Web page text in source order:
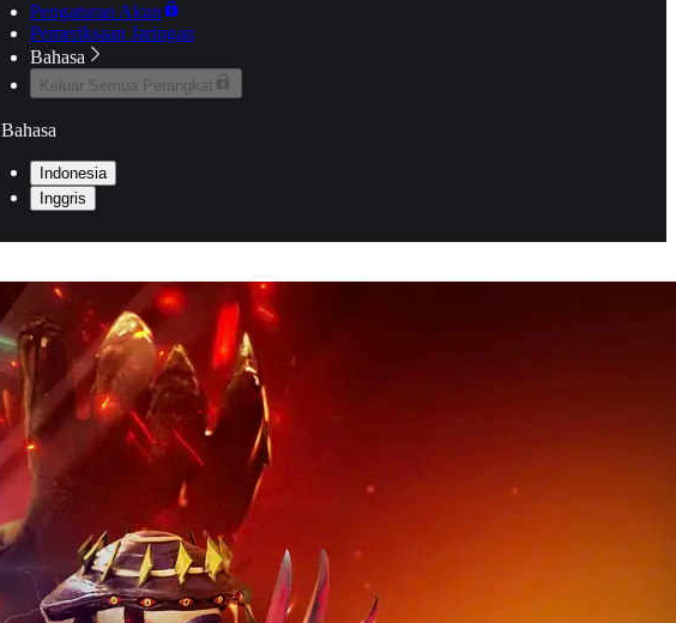
Pengaturan Akun
Pemeriksaan Jaringan
Bahasa
Keluar Semua Perangkat
Bahasa
Indonesia
Inggris